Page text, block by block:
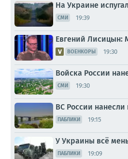
На Украине
СМИ 19:39
Евгений Лисицын:
ВОЕНКОРЫ 19:30
Войска России
СМИ 19:30
ВС России
ПАБЛИКИ 19:15
У Украины всё
ПАБЛИКИ 19:09